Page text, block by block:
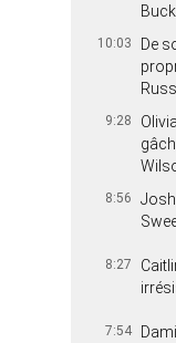
10:03
De
9:28
8:56
8:27
7:54